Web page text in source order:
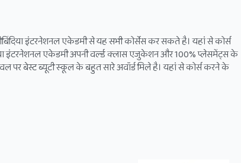
इंटरनेशनल एकेडमी से यह सभी कोर्सेस कर सकते है। यहां से कोर्स
इंटरनेशनल एकेडमी अपनी वर्ल्ड क्लास एजुकेशन और 100% प्लेसमेंट्स के
बेस्ट ब्यूटी स्कूल के बहुत सारे अवॉर्ड मिले है। यहां से कोर्स करने के